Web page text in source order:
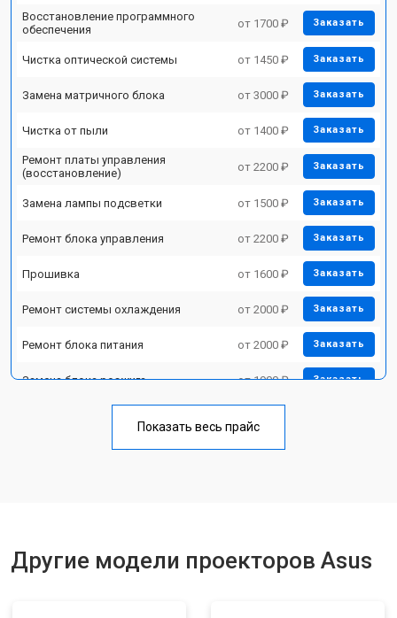
Восстановление программного
обеспечения
от 1700 ₽ Заказать
Чистка оптической системы от 1450 ₽ Заказать
Замена матричного блока от 3000 ₽ Заказать
Чистка от пыли от 1400 ₽ Заказать
Ремонт платы управления
(восстановление)
от 2200 ₽ Заказать
Замена лампы подсветки от 1500 ₽ Заказать
Ремонт блока управления от 2200 ₽ Заказать
Прошивка от 1600 ₽ Заказать
Ремонт системы охлаждения от 2000 ₽ Заказать
Ремонт блока питания от 2000 ₽ Заказать
Замена блока розжига от 1900 ₽ Заказать
Показать весь прайс
Другие модели проекторов Asus